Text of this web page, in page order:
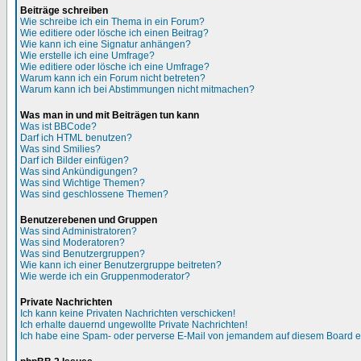
Beiträge schreiben
Wie schreibe ich ein Thema in ein Forum?
Wie editiere oder lösche ich einen Beitrag?
Wie kann ich eine Signatur anhängen?
Wie erstelle ich eine Umfrage?
Wie editiere oder lösche ich eine Umfrage?
Warum kann ich ein Forum nicht betreten?
Warum kann ich bei Abstimmungen nicht mitmachen?
Was man in und mit Beiträgen tun kann
Was ist BBCode?
Darf ich HTML benutzen?
Was sind Smilies?
Darf ich Bilder einfügen?
Was sind Ankündigungen?
Was sind Wichtige Themen?
Was sind geschlossene Themen?
Benutzerebenen und Gruppen
Was sind Administratoren?
Was sind Moderatoren?
Was sind Benutzergruppen?
Wie kann ich einer Benutzergruppe beitreten?
Wie werde ich ein Gruppenmoderator?
Private Nachrichten
Ich kann keine Privaten Nachrichten verschicken!
Ich erhalte dauernd ungewollte Private Nachrichten!
Ich habe eine Spam- oder perverse E-Mail von jemandem auf diesem Board